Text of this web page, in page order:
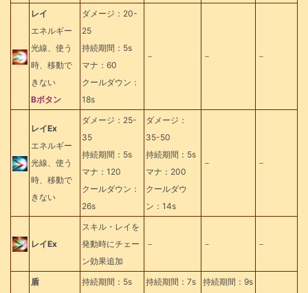
レイ
エネルギー
光線、使う
時、移動で
きない
Bボタン
ダメージ：20-
25
持続期間：5s
マナ：60
クールダウン：
18s
－ － －
レイEx
エネルギー
光線、使う
時、移動で
きない
ダメージ：25-
35
持続期間：5s
マナ：120
クールダウン：
26s
ダメージ：
35-50
持続期間：5s
マナ：200
クールダウ
ン：14s
－ －
レイEx
スキル・レイを
発動時にチェー
ン効果追加
－ － －
盾
持続期間：5s
持続期間：7s
持続期間：9s